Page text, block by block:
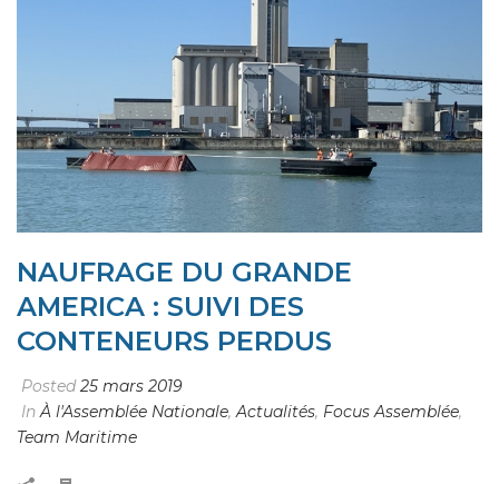
NAUFRAGE DU GRANDE
AMERICA : SUIVI DES
CONTENEURS PERDUS
Posted25 mars 2019
InÀ l'Assemblée Nationale,Actualités, Focus Assemblée,
Team Maritime